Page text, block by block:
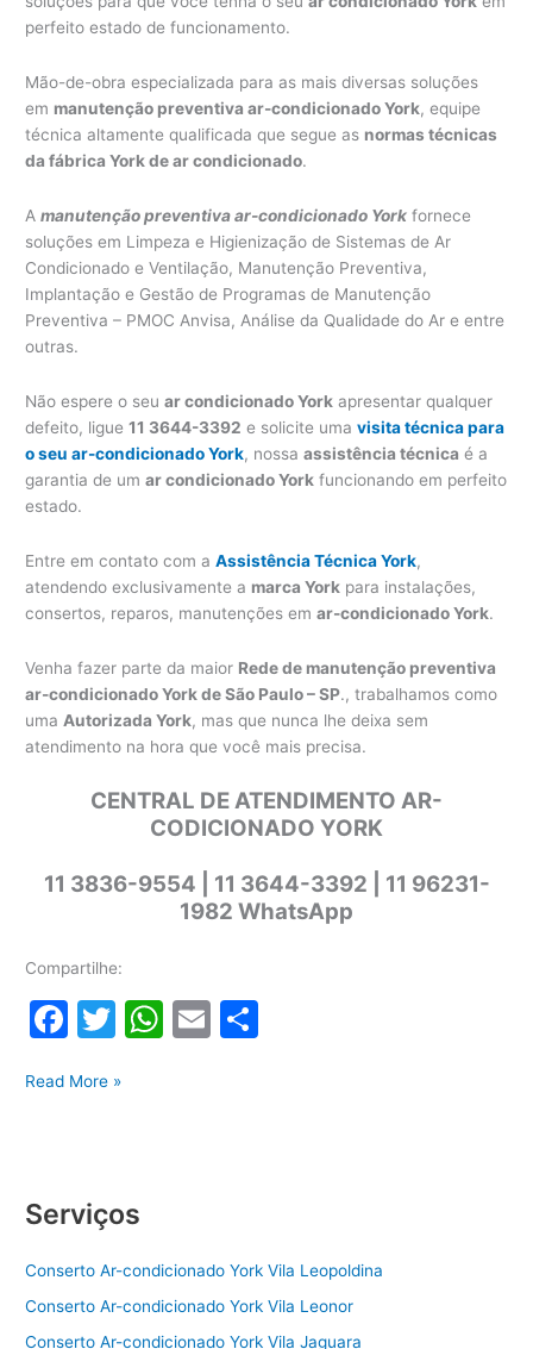
perfeito estado de funcionamento.
Mão-de-obra especializada para as mais diversas soluções
em manutenção preventiva ar-condicionado York, equipe
técnica altamente qualificada que segue as normas técnicas
da fábrica York de ar condicionado.
Amanutenção preventiva ar-condicionado York fornece
soluções em Limpeza e Higienização de Sistemas de Ar
Condicionado e Ventilação, Manutenção Preventiva,
Implantação e Gestão de Programas de Manutenção
Preventiva – PMOC Anvisa, Análise da Qualidade do Ar e entre
outras.
Não espere o seuar condicionado York apresentar qualquer
defeito, ligue11 3644-3392 e solicite umavisita técnica para
o seu ar-condicionado York, nossaassistência técnica é a
garantia de umar condicionado York funcionando em perfeito
estado.
Entre em contato com aAssistência Técnica York,
atendendo exclusivamente a marca York para instalações,
consertos, reparos, manutenções emar-condicionado York.
Venha fazer parte da maior Rede de manutenção preventiva
ar-condicionado York de São Paulo – SP., trabalhamos como
uma Autorizada York, mas que nunca lhe deixa sem
atendimento na hora que você mais precisa.
CENTRAL DE ATENDIMENTO AR-
CODICIONADO YORK
11 3836-9554 | 11 3644-3392 | 11 96231-
1982 WhatsApp
Compartilhe:
F
c
o
k
T
itt
W E
Manutenção
Read More »
Serviços
Conserto Ar-condicionado York Vila Leopoldina
Conserto Ar-condicionado York Vila Leonor
Conserto Ar-condicionado York Vila Jaguara